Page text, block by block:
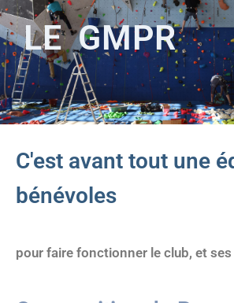
LE GMPR
C'est avant tout une
bénévoles
pour faire fonctionner le club, et